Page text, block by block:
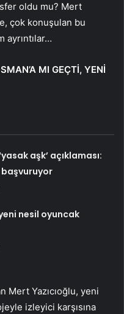
oldu mu? Mert
çok konuşulan bu
ayrıntılar…
MI GEÇTİ, YENİ
aşk’ açıklaması:
nesil oyuncak
Mert Yazıcıoğlu, yeni
izleyici karşısına